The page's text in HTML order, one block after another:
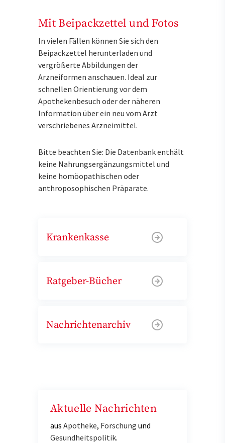
Mit Beipackzettel und Fotos
In vielen Fällen können Sie sich den
Beipackzettel herunterladen und
vergrößerte Abbildungen der
Arzneiformen anschauen. Ideal zur
schnellen Orientierung vor dem
Apothekenbesuch oder der näheren
Information über ein neu vom Arzt
verschriebenes Arzneimittel.
Bitte beachten Sie: Die Datenbank enthält
keine Nahrungsergänzungsmittel und
keine homöopathischen oder
anthroposophischen Präparate.
Krankenkasse
Ratgeber-Bücher
Nachrichtenarchiv
Aktuelle Nachrichten
aus Apotheke, Forschung und
Gesundheitspolitik.